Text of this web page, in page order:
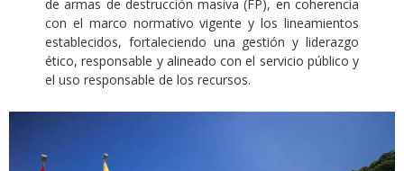
de armas de destrucción masiva (FP), en coherencia
con el marco normativo vigente y los lineamientos
establecidos, fortaleciendo una gestión y liderazgo
ético, responsable y alineado con el servicio público y
el uso responsable de los recursos.